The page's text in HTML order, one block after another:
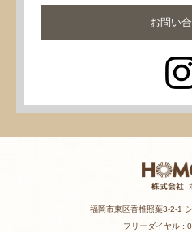
お問い
福岡市東区香椎照葉3-2-1
フリーダイヤル :